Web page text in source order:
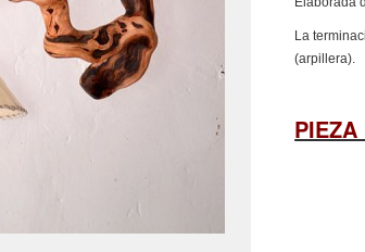
La
(arpillera).
PIEZA